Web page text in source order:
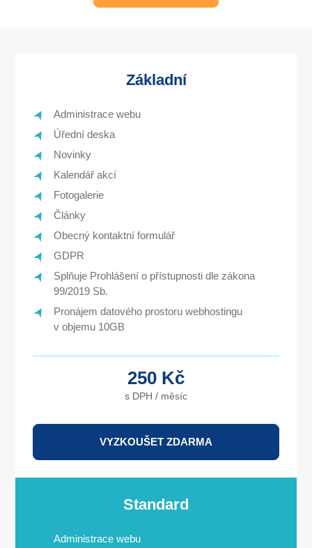
Základní
Administrace webu
Úřední deska
Novinky
Kalendář akcí
Fotogalerie
Články
Obecný kontaktní formulář
GDPR
Splňuje Prohlášení o přístupnosti dle zákona
99/2019 Sb.
Pronájem datového prostoru webhostingu
v objemu 10GB
250 Kč
s DPH / měsíc
VYZKOUŠET ZDARMA
Standard
Administrace webu